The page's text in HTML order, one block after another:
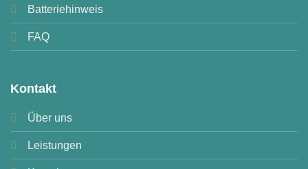
Batteriehinweis
FAQ
Kontakt
Über uns
Leistungen